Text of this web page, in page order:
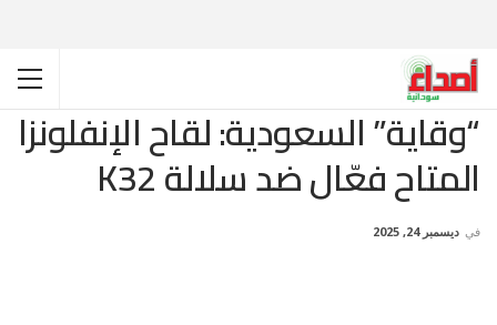
“وقاية” السعودية: لقاح الإنفلونزا
المتاح فعّال ضد سلالة K32
في ديسمبر 24, 2025